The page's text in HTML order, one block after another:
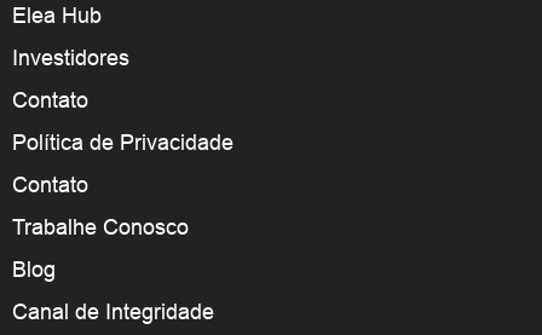
Elea Hub
Investidores
Contato
Política de Privacidade
Contato
Trabalhe Conosco
Blog
Canal de Integridade